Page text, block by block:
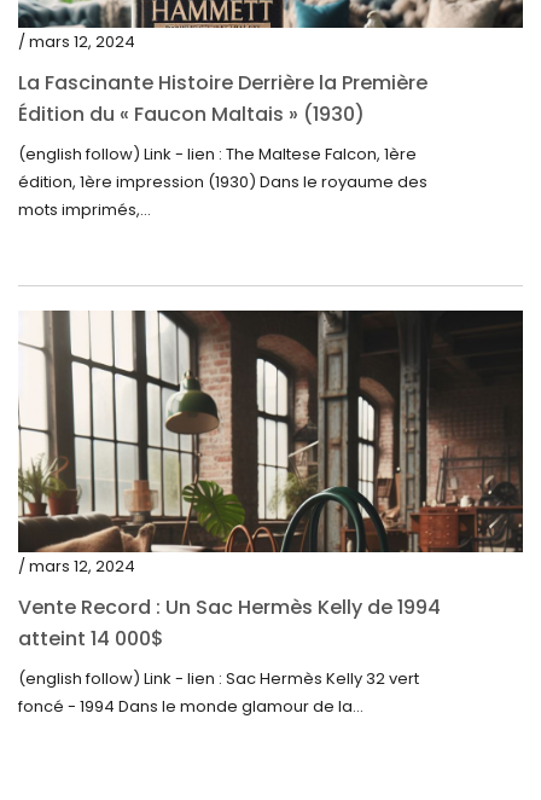
mai 2023
avril 2023
mars 2023
février 2023
janvier 2023
novembre 2022
octobre 2022
septembre 2022
août 2022
juillet 2022
juin 2022
mai 2022
avril 2022
mars 2022
février 2022
/ mars 12, 2024
La Fascinante Histoire Derrière la Première
Édition du « Faucon Maltais » (1930)
(english follow) Link - lien : The Maltese Falcon, 1ère
édition, 1ère impression (1930) Dans le royaume des
mots imprimés,...
/ mars 12, 2024
Vente Record : Un Sac Hermès Kelly de 1994
atteint 14 000$
(english follow) Link - lien : Sac Hermès Kelly 32 vert
foncé - 1994 Dans le monde glamour de la...